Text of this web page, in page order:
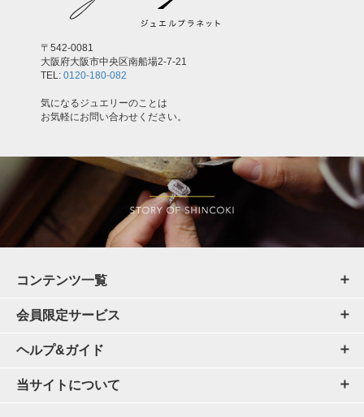
〒542-0081
大阪府大阪市中央区南船場2-7-21
TEL: 0120-180-082
気になるジュエリーのことは
お気軽にお問い合わせください。
コンテンツ一覧
会員限定サービス
ヘルプ&ガイド
当サイトについて